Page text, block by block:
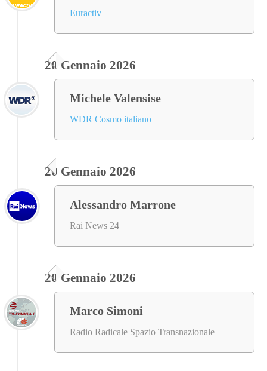
Euractiv
20 Gennaio 2026
Michele Valensise
WDR Cosmo italiano
20 Gennaio 2026
Alessandro Marrone
Rai News 24
20 Gennaio 2026
Marco Simoni
Radio Radicale Spazio Transnazionale